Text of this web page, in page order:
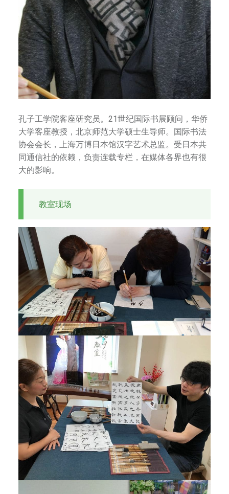
孔子工学院客座研究员。21世纪国际书展顾问，华侨
大学客座教授，北京师范大学硕士生导师。国际书法
协会会长，上海万博日本馆汉字艺术总监。受日本共
同通信社的依赖，负责连载专栏，在媒体各界也有很
大的影响。
教室现场